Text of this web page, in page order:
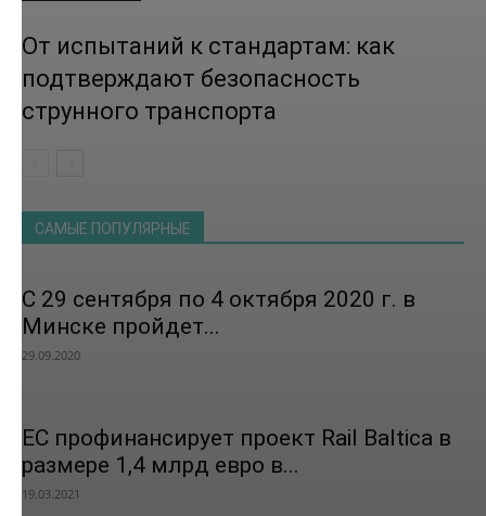
От испытаний к стандартам: как
подтверждают безопасность
струнного транспорта
САМЫЕ ПОПУЛЯРНЫЕ
С 29 сентября по 4 октября 2020 г. в
Минске пройдет...
29.09.2020
ЕС профинансирует проект Rail Baltica в
размере 1,4 млрд евро в...
19.03.2021